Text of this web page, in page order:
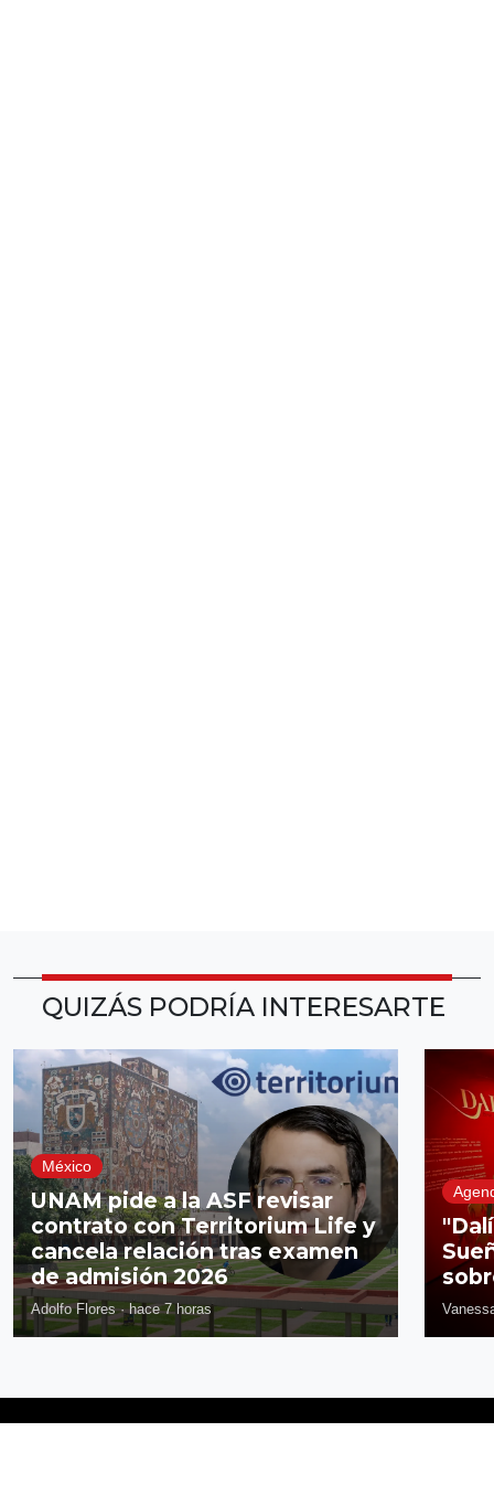
QUIZÁS PODRÍA INTERESARTE
México
UNAM pide a la ASF revisar
contrato con Territorium Life y
cancela relación tras examen
de admisión 2026
Adolfo Flores·hace 7 horas